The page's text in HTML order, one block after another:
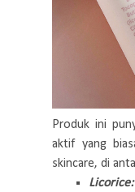
Produk ini
aktif yang
skincare, di
Licorice: